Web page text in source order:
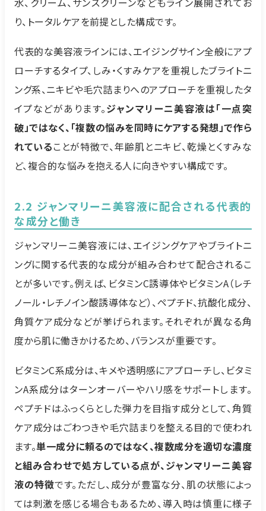
り、トータルケアを前提とした構成です。
代表的な美容液ラインには、エイジングサイン全般にアプ
ローチするタイプ、しみ・くすみケアを重視したブライトニ
ング系、ニキビや毛穴詰まりへのアプローチを重視したタ
イプなどがあります。ジャンマリーニ美容液は「一点突
破」ではなく、「複数の悩みを同時にケアする発想」で作ら
れていることが特徴で、年齢肌とニキビ、乾燥とくすみな
ど、複合的な悩みを抱える人に向きやすい構成です。
2.2 ジャンマリーニ美容液に配合される代表的
な成分と働き
ジャンマリーニ美容液には、エイジングケアやブライトニ
ングに関する代表的な成分が組み合わせて配合されるこ
とが多いです。例えば、ビタミンC誘導体やビタミンA（レチ
ノール・レチノイン酸誘導体など）、ペプチド、抗酸化成分、
角質ケア成分などが挙げられます。それぞれが異なる角
度から肌に働きかけるため、バランスが重要です。
ビタミンC系成分は、キメや透明感にアプローチし、ビタミ
ンA系成分はターンオーバーやハリ感をサポートします。
ペプチドはふっくらとした弾力を目指す成分として、角質
ケア成分はごわつきや毛穴詰まりを整える目的で使われ
ます。単一成分に頼るのではなく、複数成分を適切な濃度
と組み合わせで処方している点が、ジャンマリーニ美容
液の特徴です。ただし、成分が豊富な分、肌の状態によっ
ては刺激を感じる場合もあるため、導入時は慎重に様子